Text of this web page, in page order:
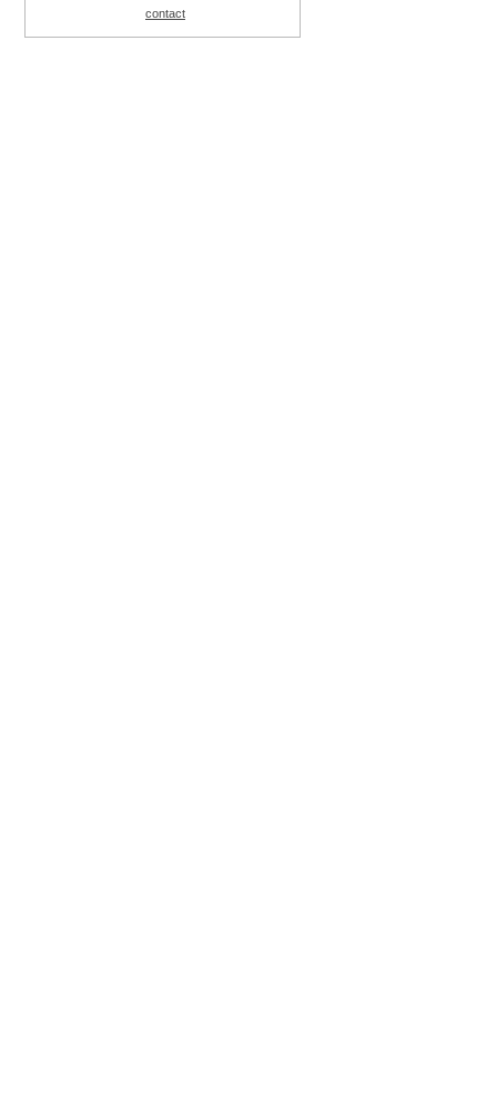
contact